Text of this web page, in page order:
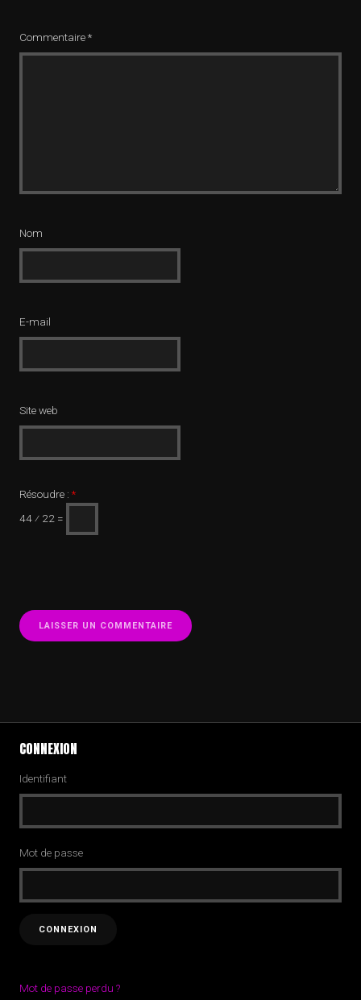
Commentaire*
Nom
E-mail
Site web
Résoudre : *
44 ⁄ 22 =
CONNEXION
Identifiant
Mot de passe
Mot de passe perdu ?